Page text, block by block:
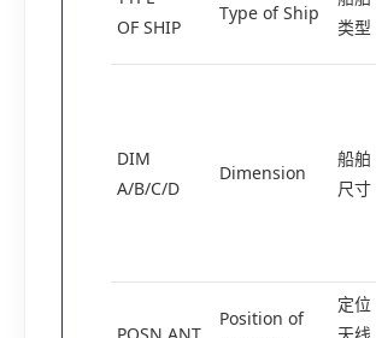
OF SHIP
Type of Ship
类型
DIM
A/B/C/D
Dimension
船舶
尺寸
Position of
定位